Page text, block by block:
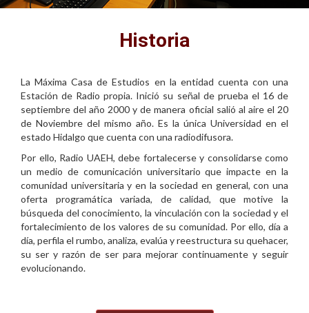
Historia
La Máxima Casa de Estudios en la entidad cuenta con una
Estación de Radio propia. Inició su señal de prueba el 16 de
septiembre del año 2000 y de manera oficial salió al aire el 20
de Noviembre del mismo año. Es la única Universidad en el
estado Hidalgo que cuenta con una radiodifusora.
Por ello, Radio UAEH, debe fortalecerse y consolidarse como
un medio de comunicación universitario que impacte en la
comunidad universitaria y en la sociedad en general, con una
oferta programática variada, de calidad, que motive la
búsqueda del conocimiento, la vinculación con la sociedad y el
fortalecimiento de los valores de su comunidad. Por ello, día a
día, perfila el rumbo, analiza, evalúa y reestructura su quehacer,
su ser y razón de ser para mejorar continuamente y seguir
evolucionando.